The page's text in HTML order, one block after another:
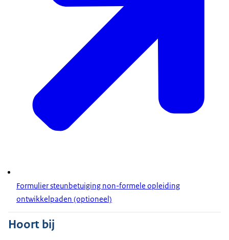
Formulier steunbetuiging non-formele opleiding
ontwikkelpaden (optioneel)
Hoort bij